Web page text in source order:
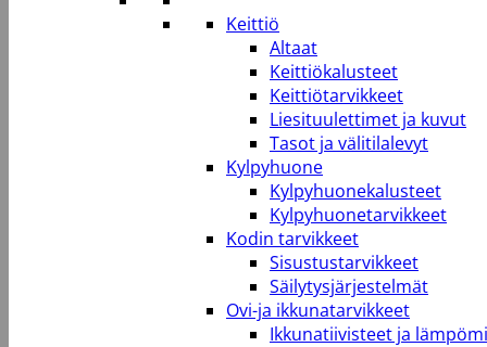
Keittiö
Altaat
Keittiökalusteet
Keittiötarvikkeet
Liesituulettimet ja kuvut
Tasot ja välitilalevyt
Kylpyhuone
Kylpyhuonekalusteet
Kylpyhuonetarvikkeet
Kodin tarvikkeet
Sisustustarvikkeet
Säilytysjärjestelmät
Ovi-ja ikkunatarvikkeet
Ikkunatiivisteet ja